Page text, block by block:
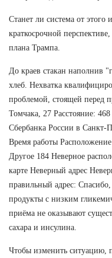
Станет ли система от этого
краткосрочной
плана Трампа.
До краев стакан наполнив
хлеб. Нехватка
проблемой, стоящей перед
Томчака, 27 Расстояние:
Сбербанка России в Санкт-
Время работы
Другое 184 Неверное
карте Неверный адрес
правильный адрес:
продукты с низким
приёма не оказывают
сахара и инсулина.
Чтобы изменить ситуацию,